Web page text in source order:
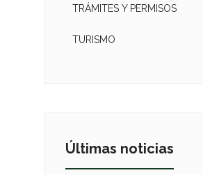
TRÁMITES Y PERMISOS
TURISMO
Últimas noticias